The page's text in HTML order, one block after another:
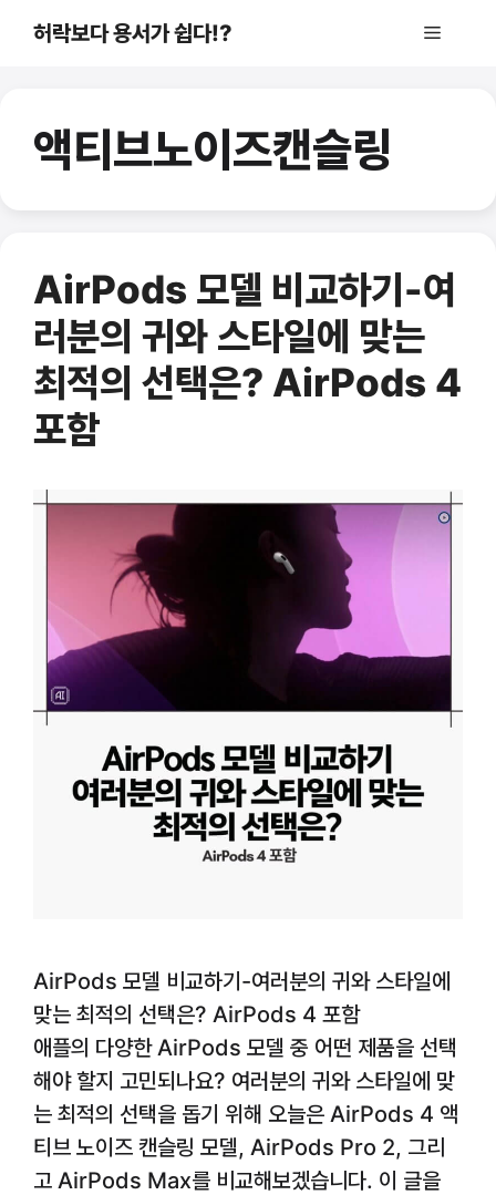
허락보다 용서가 쉽다!? 메
액티브노이즈캔슬링
AirPods 모델 비교하기-여
러분의 귀와 스타일에 맞는
최적의 선택은? AirPods 4
포함
AirPods 모델 비교하기-여러분의 귀와 스타일에
맞는 최적의 선택은? AirPods 4 포함
애플의 다양한 AirPods 모델 중 어떤 제품을 선택
해야 할지 고민되나요? 여러분의 귀와 스타일에 맞
는 최적의 선택을 돕기 위해 오늘은 AirPods 4 액
티브 노이즈 캔슬링 모델, AirPods Pro 2, 그리
고 AirPods Max를 비교해보겠습니다. 이 글을